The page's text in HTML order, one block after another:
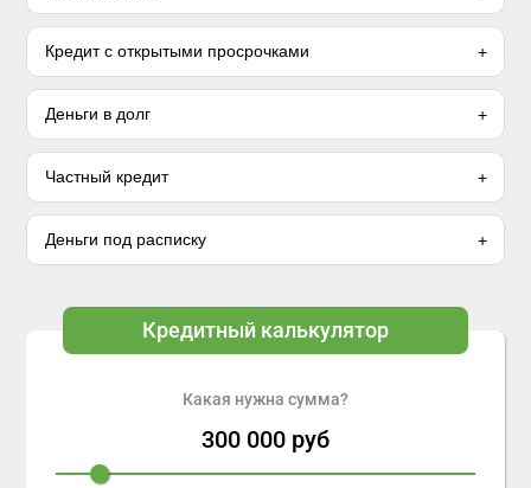
Кредит с открытыми просрочками
Деньги в долг
Частный кредит
Деньги под расписку
Кредитный калькулятор
Какая нужна сумма?
300 000 руб